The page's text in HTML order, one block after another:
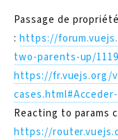
Passage de
: https://
two-parents-up/
https://fr.vuejs.org/
Reacting to params
https://